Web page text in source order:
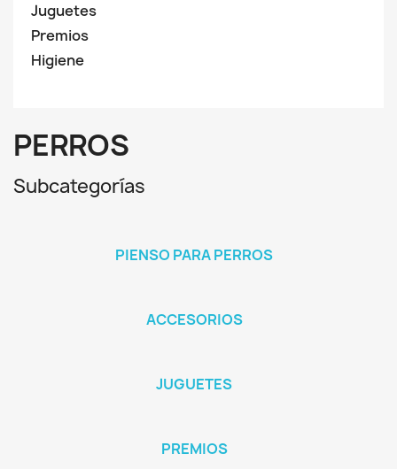
Juguetes
Premios
Higiene
PERROS
Subcategorías
PIENSO PARA PERROS
ACCESORIOS
JUGUETES
PREMIOS